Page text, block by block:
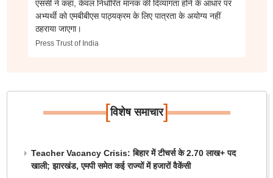
एससी ने कहा, केवल निर्धारित मानक की दिव्यांगता होने के आधार पर
अभ्यर्थी को एमबीबीएस पाठ्यक्रम के लिए पात्रता के अयोग्य नहीं
ठहराया जाएगा।
Press Trust of India
[विशेष समाचार]
Teacher Vacancy Crisis: बिहार में टीचर्स के 2.70 लाख+ पद
खाली; झारखंड, एमपी समेत कई राज्यों में हजारों वैकेंसी